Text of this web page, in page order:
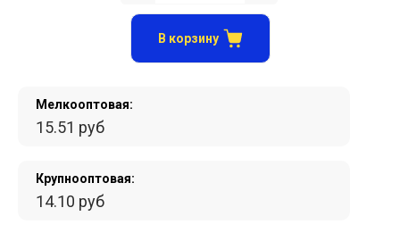
Мелкооптовая:
15.51 руб
Крупнооптовая:
14.10 руб
В корзину